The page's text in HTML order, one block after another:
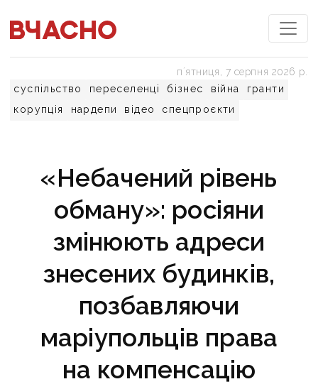
суспільство переселенці бізнес війна
гранти
корупція
нардепи відео спецпроєкти
пʼятниця, 7 серпня 2026 р.
«Небачений рівень
обману»: росіяни
змінюють адреси
знесених будинків,
позбавляючи
маріупольців права
на компенсацію